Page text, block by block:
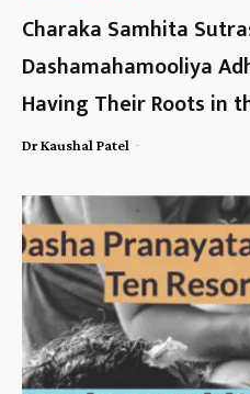
Charaka Samhita
Dashamahamooliya
Having Their Roots in
Dr Kaushal Patel -